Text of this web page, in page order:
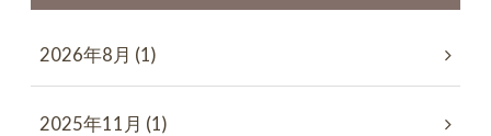
2026年8月 (1)
2025年11月 (1)